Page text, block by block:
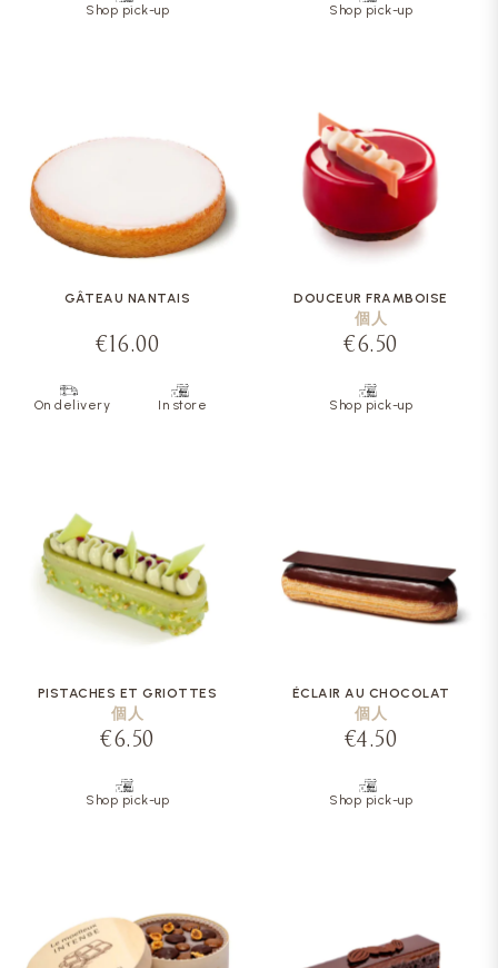
Shop pick-up Shop pick-up
GÂTEAU NANTAIS
€16.00
On delivery In store
DOUCEUR FRAMBOISE
個人
€6.50
Shop pick-up
PISTACHES ET GRIOTTES
個人
€6.50
Shop pick-up
ÉCLAIR AU CHOCOLAT
個人
€4.50
Shop pick-up